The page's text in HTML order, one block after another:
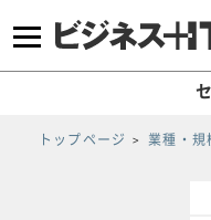
トップページ 業種・規